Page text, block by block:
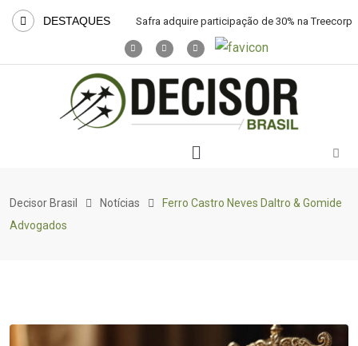
DESTAQUES Safra adquire participação de 30% na Treecorp
Decisor Brasil Notícias
Ferro Castro Neves Daltro & Gomide
Advogados